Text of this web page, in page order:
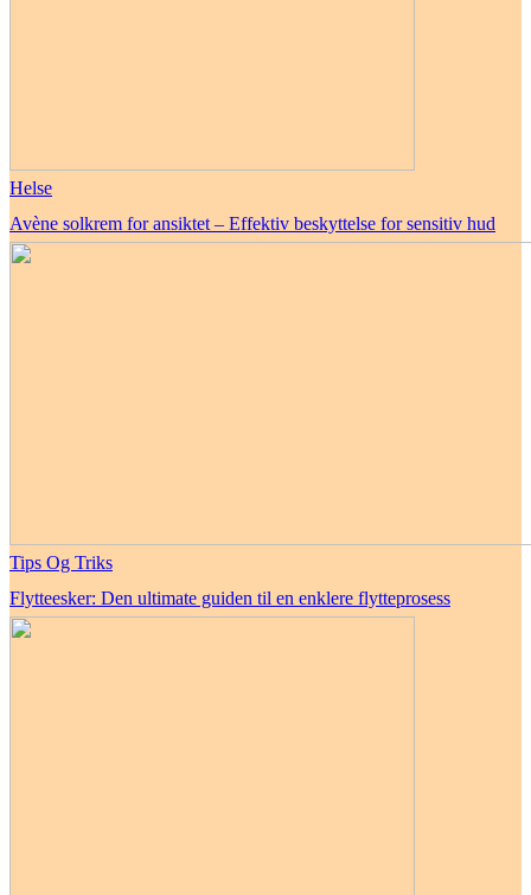
Helse
Avène solkrem for ansiktet – Effektiv beskyttelse for sensitiv hud
Tips Og Triks
Flytteesker: Den ultimate guiden til en enklere flytteprosess